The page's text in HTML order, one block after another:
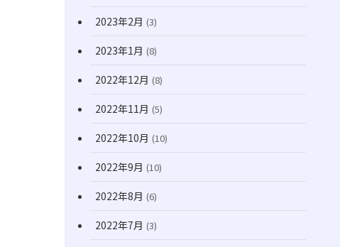
2023年2月 (3)
2023年1月 (8)
2022年12月 (8)
2022年11月 (5)
2022年10月 (10)
2022年9月 (10)
2022年8月 (6)
2022年7月 (3)